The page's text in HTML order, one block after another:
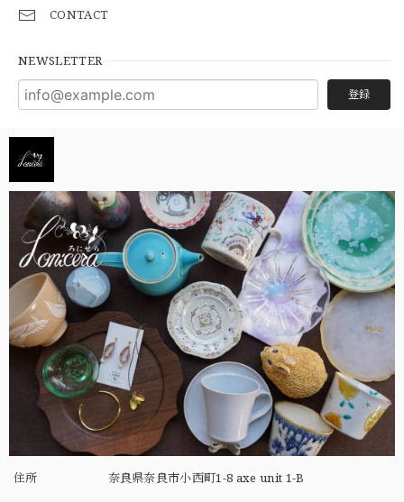
CONTACT
NEWSLETTER
登録
住所 奈良県奈良市小西町1-8 axe unit 1-B